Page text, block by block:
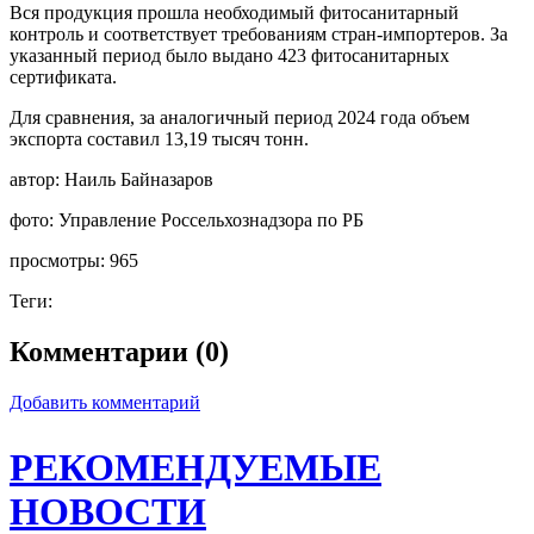
Вся продукция прошла необходимый фитосанитарный
контроль и соответствует требованиям стран-импортеров. За
указанный период было выдано 423 фитосанитарных
сертификата.
Для сравнения, за аналогичный период 2024 года объем
экспорта составил 13,19 тысяч тонн.
автор: Наиль Байназаров
фото: Управление Россельхознадзора по РБ
просмотры: 965
Теги:
Комментарии (0)
Добавить комментарий
РЕКОМЕНДУЕМЫЕ
НОВОСТИ